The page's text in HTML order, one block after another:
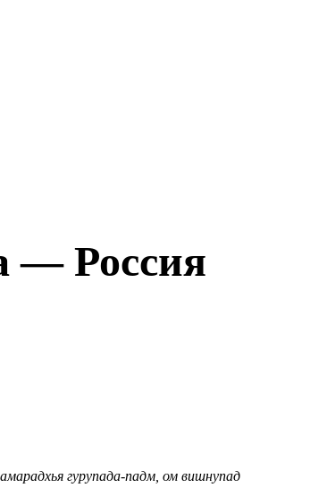
— Россия
гурупада-падм, ом вишнупад